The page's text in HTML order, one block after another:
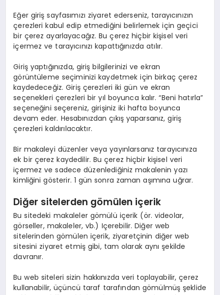
Eğer giriş sayfasımızı ziyaret ederseniz, tarayıcınızın
çerezleri kabul edip etmediğini belirlemek için geçici
bir çerez ayarlayacağız. Bu çerez hiçbir kişisel veri
içermez ve tarayıcınızı kapattığınızda atılır.
Giriş yaptığınızda, giriş bilgilerinizi ve ekran
görüntüleme seçiminizi kaydetmek için birkaç çerez
kaydedeceğiz. Giriş çerezleri iki gün ve ekran
seçenekleri çerezleri bir yıl boyunca kalır. “Beni hatırla”
seçeneğini seçereniz, girişiniz iki hafta boyunca
devam eder. Hesabınızdan çıkış yaparsanız, giriş
çerezleri kaldırılacaktır.
Bir makaleyi düzenler veya yayınlarsanız tarayıcınıza
ek bir çerez kaydedilir. Bu çerez hiçbir kişisel veri
içermez ve sadece düzenlediğiniz makalenin yazı
kimliğini gösterir. 1 gün sonra zaman aşımına uğrar.
Diğer sitelerden gömülen içerik
Bu sitedeki makaleler gömülü içerik (ör. videolar,
görseller, makaleler, vb.) Içerebilir. Diğer web
sitelerinden gömülen içerik, ziyaretçinin diğer web
sitesini ziyaret etmiş gibi, tam olarak aynı şekilde
davranır.
Bu web siteleri sizin hakkınızda veri toplayabilir, çerez
kullanabilir, üçüncü taraf tarafından gömülmüş şeklide